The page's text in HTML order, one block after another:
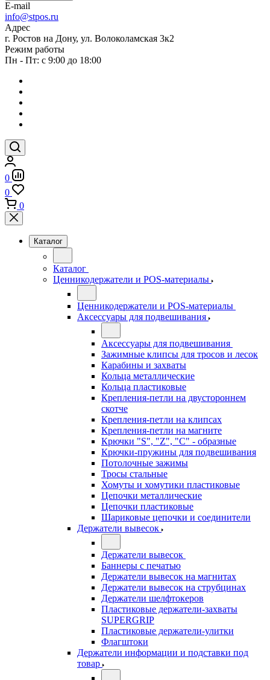
E-mail
info@stpos.ru
Адрес
г. Ростов на Дону, ул. Волоколамская 3к2
Режим работы
Пн - Пт: с 9:00 до 18:00
0
0
0
Каталог
Каталог
Ценникодержатели и POS-материалы
Ценникодержатели и POS-материалы
Аксессуары для подвешивания
Аксессуары для подвешивания
Зажимные клипсы для тросов и лесок
Карабины и захваты
Кольца металлические
Кольца пластиковые
Крепления-петли на двустороннем
скотче
Крепления-петли на клипсах
Крепления-петли на магните
Крючки "S", "Z", "C" - образные
Крючки-пружины для подвешивания
Потолочные зажимы
Тросы стальные
Хомуты и хомутики пластиковые
Цепочки металлические
Цепочки пластиковые
Шариковые цепочки и соединители
Держатели вывесок
Держатели вывесок
Баннеры с печатью
Держатели вывесок на магнитах
Держатели вывесок на струбцинах
Держатели шелфтокеров
Пластиковые держатели-захваты
SUPERGRIP
Пластиковые держатели-улитки
Флагштоки
Держатели информации и подставки под
товар